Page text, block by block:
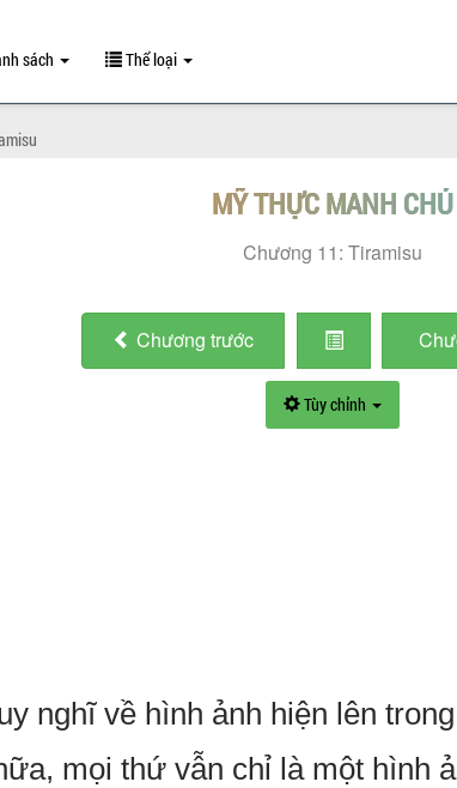
sách Thể loại
MỸ THỰC MANH CHỦ
Chương 11: Tiramisu
Chương trước
Tùy chỉnh
nghĩ về hình ảnh hiện lên
mọi thứ vẫn chỉ là một hình